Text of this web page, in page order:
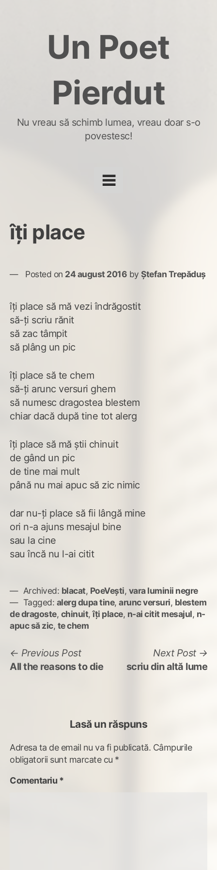
Un Poet
Pierdut
Nu vreau să schimb lumea, vreau doar s-o
povestesc!
îți place
Posted on 24 august 2016 by Ștefan Trepăduș
îți place să mă vezi îndrăgostit
să-ți scriu rănit
să zac tâmpit
să plâng un pic
îți place să te chem
să-ți arunc versuri ghem
să numesc dragostea blestem
chiar dacă după tine tot alerg
îți place să mă știi chinuit
de gând un pic
de tine mai mult
până nu mai apuc să zic nimic
dar nu-ți place să fii lângă mine
ori n-a ajuns mesajul bine
sau la cine
sau încă nu l-ai citit
Archived: blacat, PoeVești, vara luminii negre
Tagged: alerg dupa tine, arunc versuri, blestem
de dragoste, chinuit,îți place, n-ai citit mesajul, n-
apuc să zic, te chem
Navigare
în
Previous PostPrevious
post:
All the reasons to die
Next Post
scriu din altă lume
Lasă un răspuns
Adresa ta de email nu va fi publicată. Câmpurile
obligatorii sunt marcate cu *
Comentariu *